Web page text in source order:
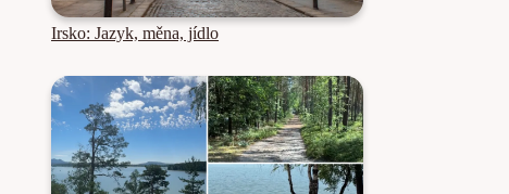
Irsko: Jazyk, měna, jídlo